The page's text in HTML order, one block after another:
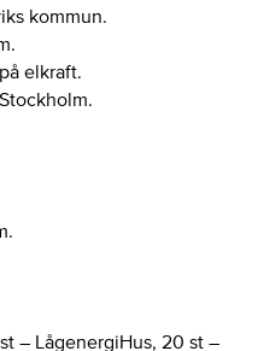
kommun.
elkraft.
– LågenergiHus, 20 st –